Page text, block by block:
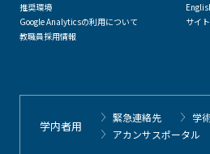
推奨環境
Google Analyticsの利用について
教職員採用情報
サイ
学内者用
緊急連絡先
学
アカンサスポータル